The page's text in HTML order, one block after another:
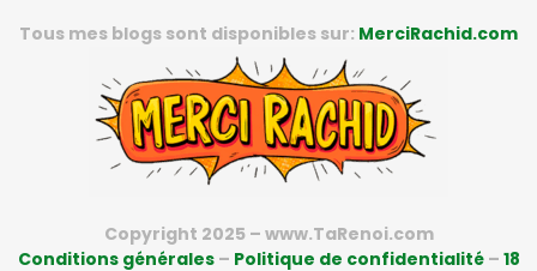
Tous mes blogs sont disponibles sur: MerciRachid.com
Copyright 2025 – www.TaRenoi.com
Conditions générales– Politique de confidentialité– 18